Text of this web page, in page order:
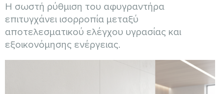
Η σωστή ρύθμιση του αφυγραντήρα
επιτυγχάνει ισορροπία μεταξύ
αποτελεσματικού ελέγχου υγρασίας και
εξοικονόμησης ενέργειας.